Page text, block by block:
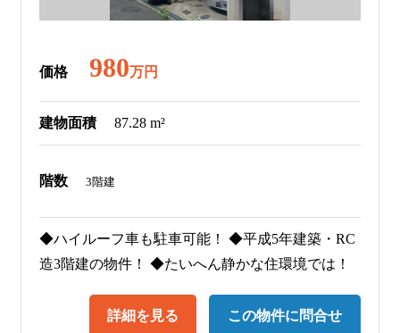
価格 980万円
建物面積 87.28 m²
階数 3階建
◆ハイルーフ車も駐車可能！ ◆平成5年建築・RC
造3階建の物件！ ◆たいへん静かな住環境では！
詳細を見る この物件に問合せ